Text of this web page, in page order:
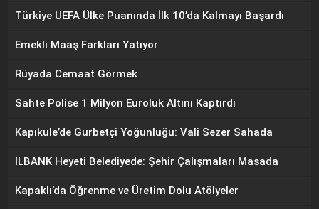
Türkiye UEFA Ülke Puanında İlk 10’da Kalmayı Başardı
Emekli Maaş Farkları Yatıyor
Rüyada Cemaat Görmek
Sahte Polise 1 Milyon Euroluk Altını Kaptırdı
Kapıkule’de Gurbetçi Yoğunluğu: Vali Sezer Sahada
İLBANK Heyeti Belediyede: Şehir Çalışmaları Masada
Kapaklı’da Öğrenme ve Üretim Dolu Atölyeler